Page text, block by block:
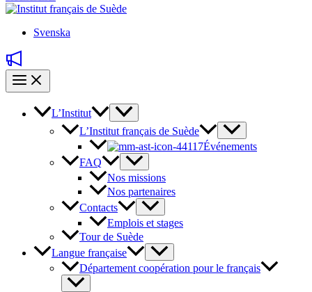
Svenska
L’Institut
L’Institut français de Suède
Événements
FAQ
Nos missions
Nos partenaires
Contacts
Emplois et stages
Tour de Suède
Langue française
Département coopération pour le français